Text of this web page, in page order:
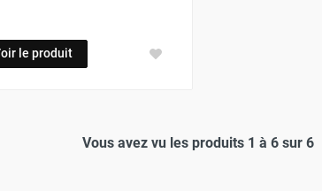
le produit
Vous avez vu les produits 1 à 6 sur 6